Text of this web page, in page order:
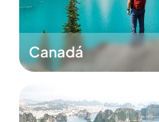
Canadá